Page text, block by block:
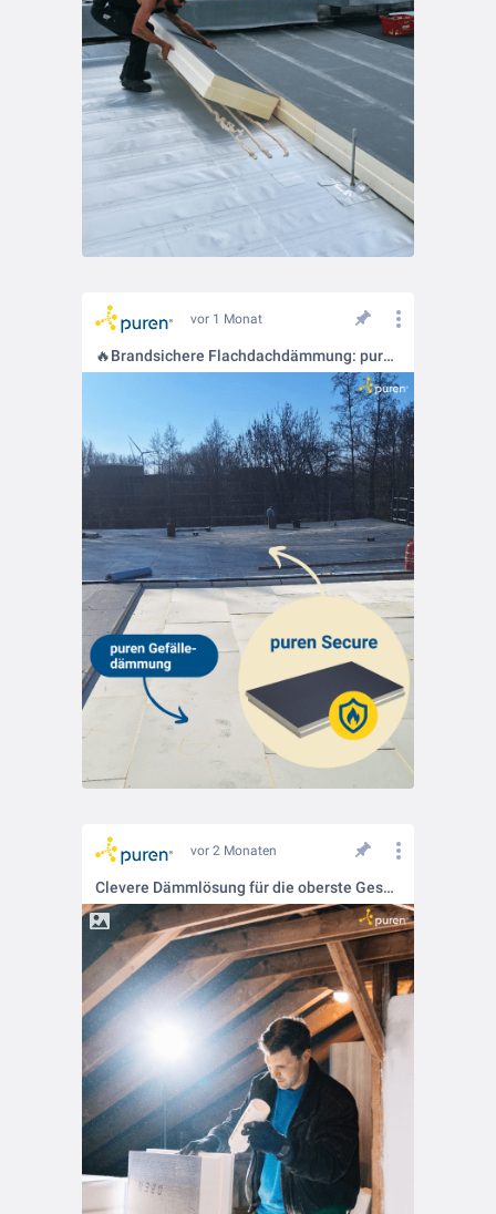
vor 1 Monat
🔥Brandsichere Flachdachdämmung: puren Secure
vor 2 Monaten
Clevere Dämmlösung für die oberste Geschossdecke